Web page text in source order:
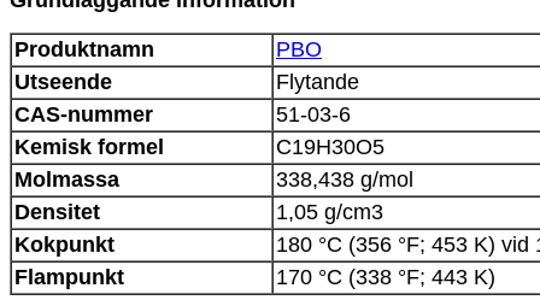
Produktnamn
PBO
Utseende
Flytande
CAS-nummer
51-03-6
Kemisk formel
C19H30O5
Molmassa
338,438 g/mol
Densitet
1,05 g/cm3
Kokpunkt
180 °C (356 °F; 453 K) vid
Flampunkt
170 °C (338 °F; 443 K)